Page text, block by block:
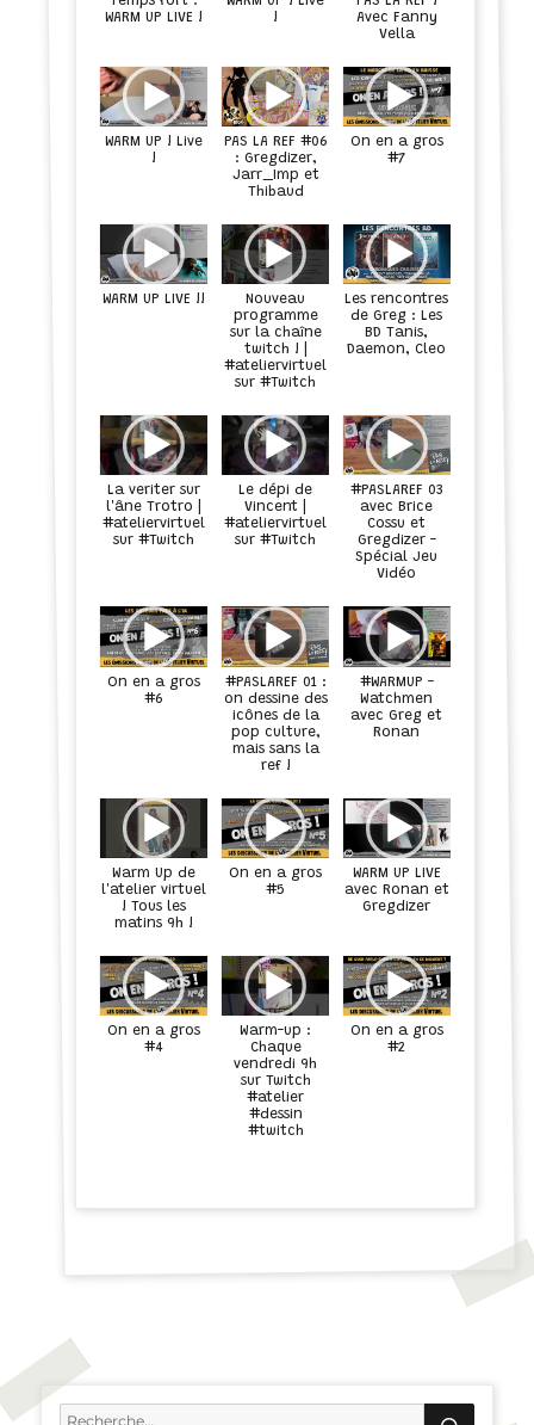
WARM UP LIVE !
!
Avec Fanny
Vella
WARM UP ! Live
!
PAS LA REF #06
: Gregdizer,
Jarr_Imp et
Thibaud
On en a gros
#7
WARM UP LIVE !!
Nouveau
programme
sur la chaîne
twitch ! |
#ateliervirtuel
sur #Twitch
Les rencontres
de Greg : Les
BD Tanis,
Daemon, Cleo
La veriter sur
l'âne Trotro |
#ateliervirtuel
sur #Twitch
Le dépi de
Vincent |
#ateliervirtuel
sur #Twitch
#PASLAREF 03
avec Brice
Cossu et
Gregdizer -
Spécial Jeu
Vidéo
On en a gros
#6
#PASLAREF 01 :
on dessine des
icônes de la
pop culture,
mais sans la
ref !
#WARMUP -
Watchmen
avec Greg et
Ronan
Warm Up de
l'atelier virtuel
! Tous les
matins 9h !
On en a gros
#5
WARM UP LIVE
avec Ronan et
Gregdizer
On en a gros
#4
Warm-up :
Chaque
vendredi 9h
sur Twitch
#atelier
#dessin
#twitch
On en a gros
#2
Recherche